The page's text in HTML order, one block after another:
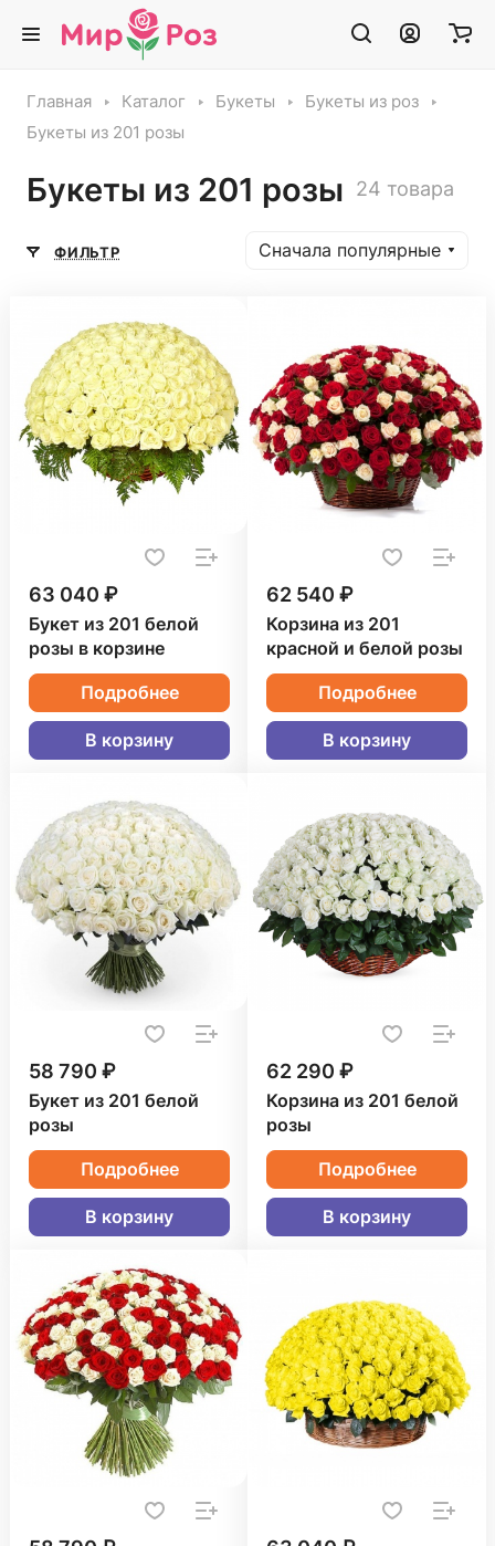
Главная Каталог Букеты
Букеты из роз
Букеты из 201 розы
Букеты из 201 розы 24 товара
ФИЛЬТР Сначала популярные
63 040 ₽
Букет из 201 белой
розы в корзине
Подробнее
В корзину
62 540 ₽
Корзина из 201
красной и белой розы
Подробнее
В корзину
58 790 ₽
Букет из 201 белой
розы
Подробнее
В корзину
62 290 ₽
Корзина из 201 белой
розы
Подробнее
В корзину